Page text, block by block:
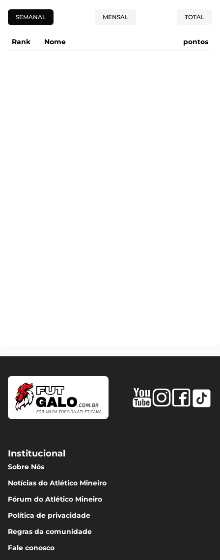
SEMANAL MENSAL TOTAL
Rank Nome pontos
Institucional
Sobre Nós
Notícias do Atlético Mineiro
Fórum do Atlético Mineiro
Política de privacidade
Regras da comunidade
Fale conosco